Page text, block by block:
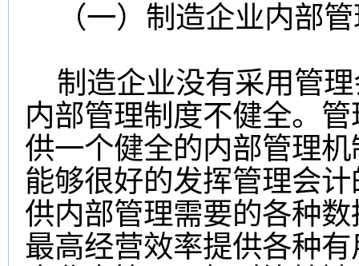
（一）制造企业内部管
制造企业没有采用管理
内部管理制度不健全。
供一个健全的内部管理
能够很好的发挥管理会
供内部管理需要的各种
最高经营效率提供各种